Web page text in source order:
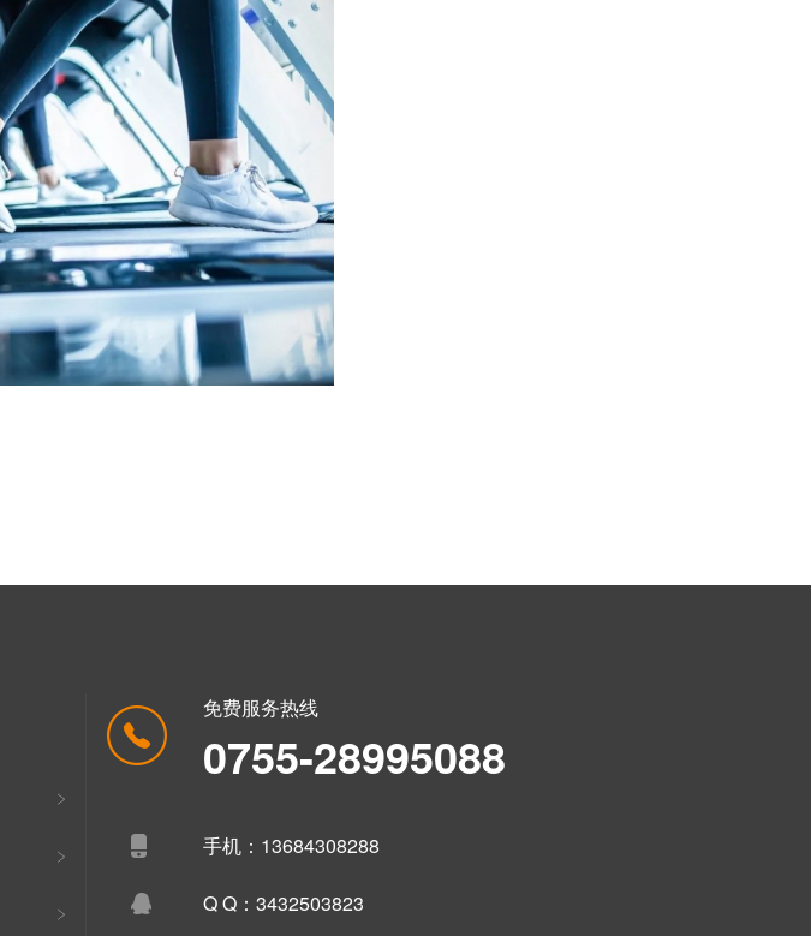
免费服务热线
0755-28995088
手机：13684308288
Q Q：3432503823